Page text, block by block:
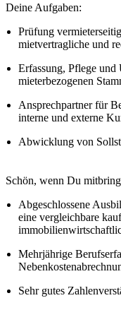
Deine Aufgaben:
Prüfung
mietvertragliche und
Erfassung, Pflege
mieterbezogenen
Ansprechpartner für
interne und externe
Abwicklung von
Schön, wenn Du
Abgeschlossene
eine vergleichbare
Mehrjährige
Sehr gutes